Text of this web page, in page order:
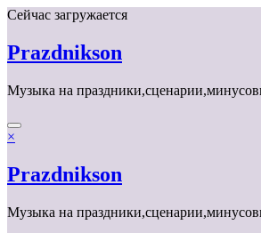
Перейти
содержимому
Сейчас загружается
Prazdnikson
Музыка на
×
Prazdnikson
Музыка на